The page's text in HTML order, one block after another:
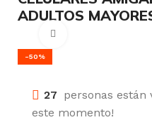
ADULTOS
-50%
27 personas están
este momento!